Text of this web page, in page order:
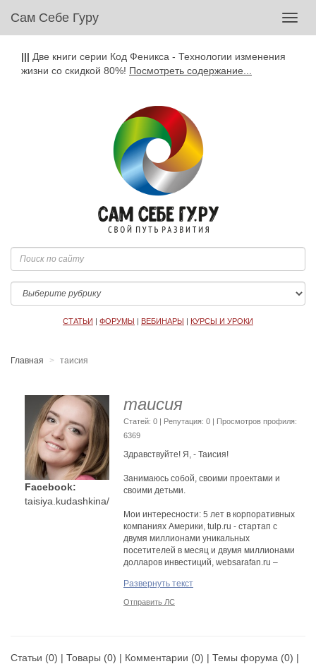
Сам Себе Гуру
||| Две книги серии Код Феникса - Технологии изменения
жизни со скидкой 80%! Посмотреть содержание...
СТАТЬИ | ФОРУМЫ | ВЕБИНАРЫ | КУРСЫ И УРОКИ
Главная таисия
Facebook:
taisiya.kudashkina/
таисия
Cтатей: 0 | Репутация: 0 | Просмотров профиля:
6369
Здравствуйте! Я, - Таисия!
Занимаюсь собой, своими проектами и
своими детьми.
Мои интересности: 5 лет в корпоративных
компаниях Америки, tulp.ru - стартап с
двумя миллионами уникальных
посетителей в месяц и двумя миллионами
долларов инвестиций, websarafan.ru –
сотнями тысяч подписчиков и слушателей.
Развернуть текст
Отправить ЛС
Статьи (0) | Товары (0) | Комментарии (0) | Темы форума (0) |